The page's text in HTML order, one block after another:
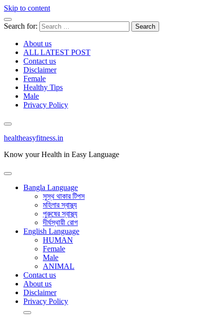
Skip to content
Search for:
About us
ALL LATEST POST
Contact us
Disclaimer
Female
Healthy Tips
Male
Privacy Policy
healtheasyfitness.in
Know your Health in Easy Language
Bangla Language
সুস্থ থাকার টিপস
মহিলার স্বাস্থ্য
পুরুষের স্বাস্থ্য
দীর্ঘস্থায়ী রোগ
English Language
HUMAN
Female
Male
ANIMAL
Contact us
About us
Disclaimer
Privacy Policy